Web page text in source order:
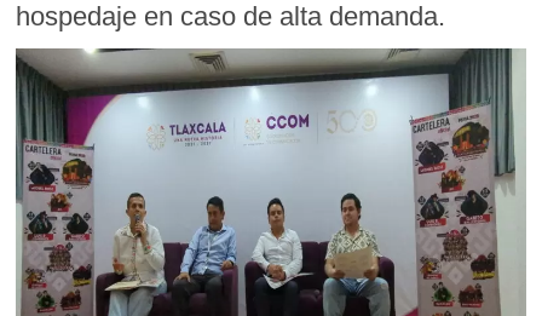
hospedaje en caso de alta demanda.